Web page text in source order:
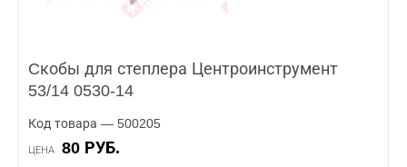
Cкобы для степлера Центроинструмент
53/14 0530-14
Код товара — 500205
ЦЕНА 80 РУБ.